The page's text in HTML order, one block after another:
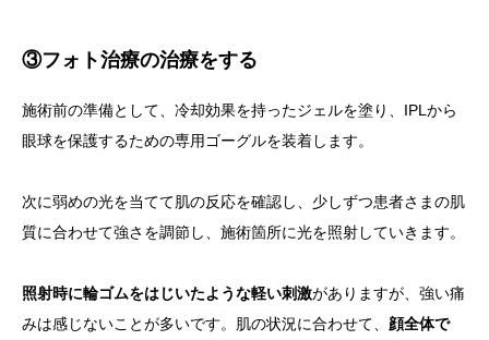
③フォト治療の治療をする
施術前の準備として、冷却効果を持ったジェルを塗り、IPLから
眼球を保護するための専用ゴーグルを装着します。
次に弱めの光を当てて肌の反応を確認し、少しずつ患者さまの肌
質に合わせて強さを調節し、施術箇所に光を照射していきます。
照射時に輪ゴムをはじいたような軽い刺激がありますが、強い痛
みは感じないことが多いです。肌の状況に合わせて、 顔全体で